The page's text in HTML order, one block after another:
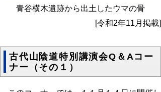
青谷横木遺跡から出土したウマの骨
[令和2年11月掲載]
古代山陰道特別講演会Q＆Aコー
ナー（その１）